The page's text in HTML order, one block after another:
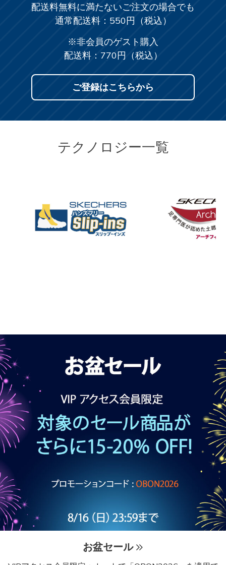
配送料無料に満たないご注文の場合でも
通常配送料：550円（税込）
※非会員のゲスト購入
配送料：770円（税込）
ご登録はこちらから
テクノロジー一覧
お盆セール